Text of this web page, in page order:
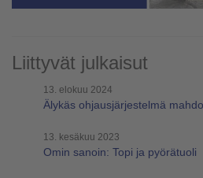
Liittyvät julkaisut
13. elokuu 2024
Älykäs ohjausjärjestelmä
13. kesäkuu 2023
Omin sanoin: Topi ja pyörätuoli